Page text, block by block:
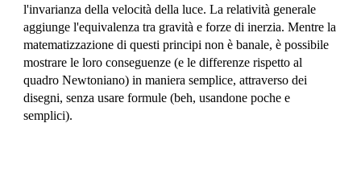
l'invarianza della velocità della luce. La relatività generale
aggiunge l'equivalenza tra gravità e forze di inerzia. Mentre la
matematizzazione di questi principi non è banale, è possibile
mostrare le loro conseguenze (e le differenze rispetto al
quadro Newtoniano) in maniera semplice, attraverso dei
disegni, senza usare formule (beh, usandone poche e
semplici).